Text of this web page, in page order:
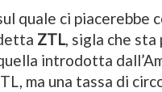
quale ci piacerebbe
ZTL, sigla che
introdotta
ma una tassa di